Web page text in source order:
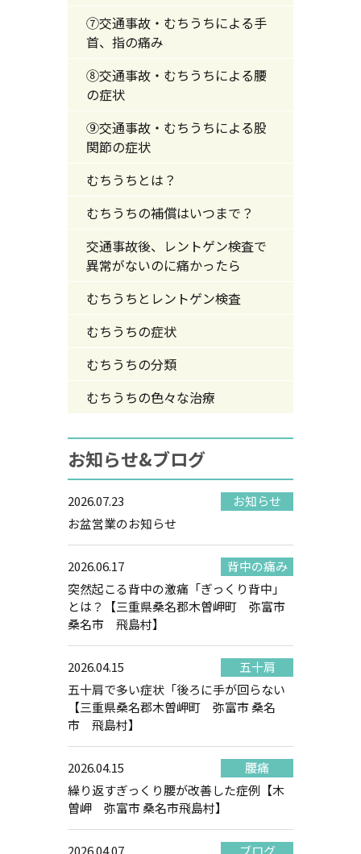
⑦交通事故・むちうちによる手
首、指の痛み
⑧交通事故・むちうちによる腰
の症状
⑨交通事故・むちうちによる股
関節の症状
むちうちとは？
むちうちの補償はいつまで？
交通事故後、レントゲン検査で
異常がないのに痛かったら
むちうちとレントゲン検査
むちうちの症状
むちうちの分類
むちうちの色々な治療
お知らせ&ブログ
2026.07.23
お知らせ
お盆営業のお知らせ
2026.06.17
背中の痛み
突然起こる背中の激痛「ぎっくり背中」
とは？【三重県桑名郡木曽岬町 弥富市
桑名市 飛島村】
2026.04.15
五十肩
五十肩で多い症状「後ろに手が回らない
【三重県桑名郡木曽岬町 弥富市 桑名
市 飛島村】
2026.04.15
腰痛
繰り返すぎっくり腰が改善した症例【木
曽岬 弥富市 桑名市飛島村】
2026.04.07 ブログ